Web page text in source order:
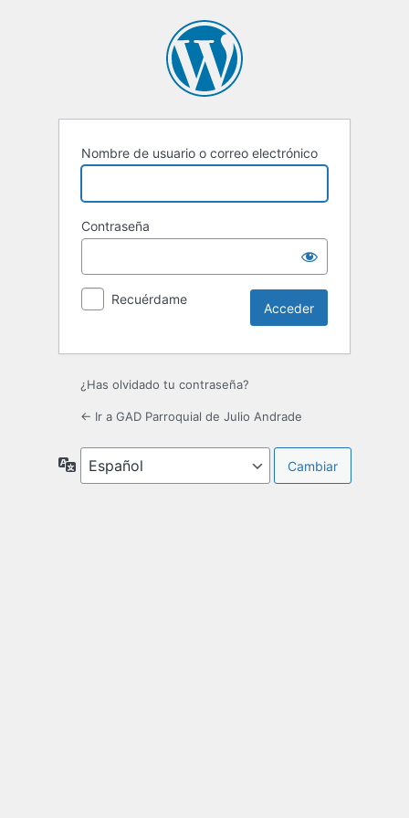
Nombre de usuario o correo electrónico
Contraseña
Recuérdame
¿Has olvidado tu contraseña?
← Ir a GAD Parroquial de Julio Andrade
Idioma